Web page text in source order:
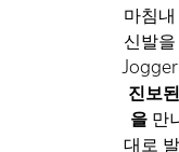
마침
신발
진보
을 만
대로